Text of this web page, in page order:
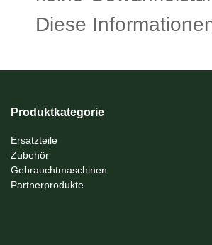
Diese
Produktkategorie
Ersatzteile
Zubehör
Gebrauchtmaschinen
Partnerprodukte